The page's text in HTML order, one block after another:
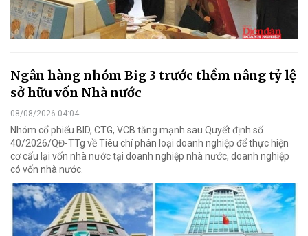
Ngân hàng nhóm Big 3 trước thềm nâng tỷ lệ
sở hữu vốn Nhà nước
08/08/2026 04:04
Nhóm cổ phiếu BID, CTG, VCB tăng mạnh sau Quyết định số
40/2026/QĐ-TTg về Tiêu chí phân loại doanh nghiệp để thực hiện
cơ cấu lại vốn nhà nước tại doanh nghiệp nhà nước, doanh nghiệp
có vốn nhà nước.